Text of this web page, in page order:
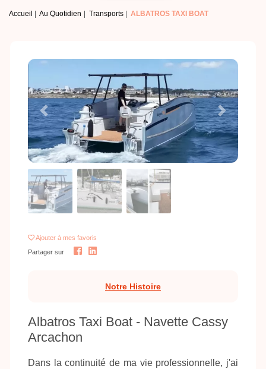
Accueil Au Quotidien Transports ALBATROS TAXI BOAT
Previous Next
Ajouter à mes favoris
Partager sur
Notre Histoire
Albatros Taxi Boat - Navette Cassy
Arcachon
Dans la continuité de ma vie professionnelle, j'ai